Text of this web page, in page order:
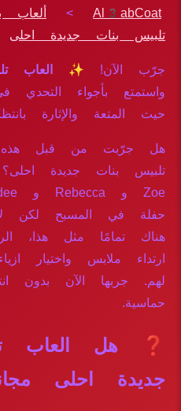
Al3abCoat
> ألعاب
تلبيس بنات جديدة احلى
جرّب الآن! ✨ العاب
واستمتع بأجواء
حيث المتعة والإثارة
هل جرّبت من قبل هذه
حفلة في المسبح لكن
هناك تمامًا مثل هذا،
ارتداء ملابس واختيار
لهم. جربها الآن بدون
حماسية.
❓ هل العاب
جديدة احلى